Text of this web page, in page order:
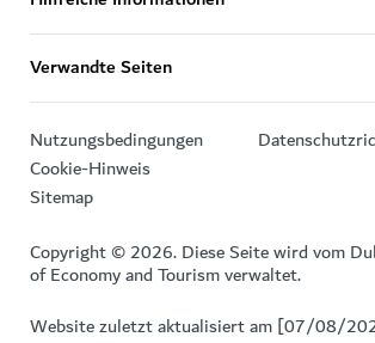
Verwandte Seiten
Nutzungsbedingungen
Cookie-Hinweis
Sitemap
Copyright © 2026. Diese Seite wird vom
of Economy and Tourism verwaltet.
Website zuletzt aktualisiert am [07/08/